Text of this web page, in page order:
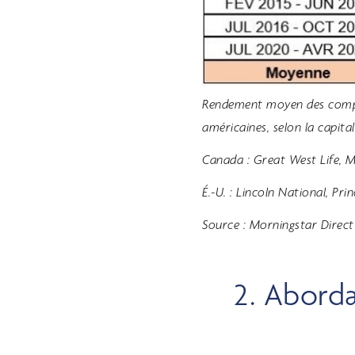
Rendement moyen des
américaines, selon la
Canada : Great West Life,
É.-U. : Lincoln National,
Source : Morningstar Direct
2.